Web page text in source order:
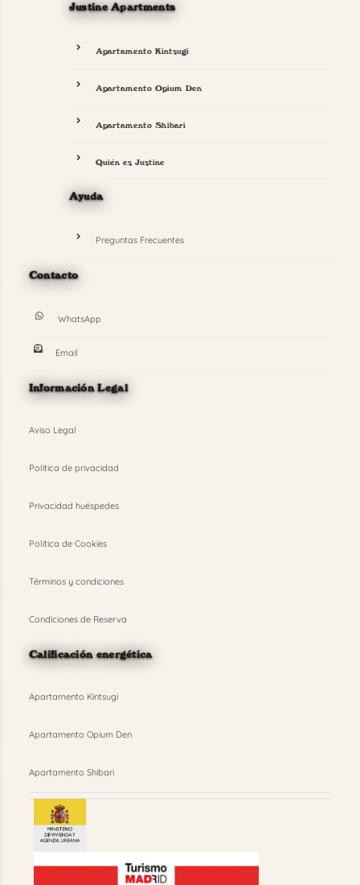
Justine Apartments
Apartamento Kintsugi
Apartamento Opium Den
Apartamento Shibari
Quién es Justine
Ayuda
Preguntas Frecuentes
Contacto
WhatsApp
Email
Información Legal
Aviso Legal
Política de privacidad
Privacidad huéspedes
Política de Cookies
Términos y condiciones
Condiciones de Reserva
Calificación energética
Apartamento Kintsugi
Apartamento Opium Den
Apartamento Shibari